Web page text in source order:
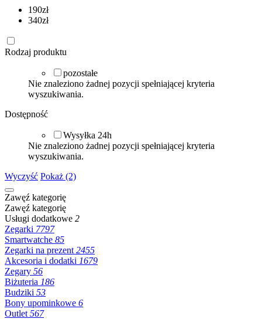
190zł
340zł
Rodzaj produktu
pozostałe
Nie znaleziono żadnej pozycji spełniającej kryteria
wyszukiwania.
Dostępność
Wysyłka 24h
Nie znaleziono żadnej pozycji spełniającej kryteria
wyszukiwania.
Wyczyść Pokaż (2)
Zawęź kategorię
Zawęź kategorię
Usługi dodatkowe 2
Zegarki 7797
Smartwatche 85
Zegarki na prezent 2455
Akcesoria i dodatki 1679
Zegary 56
Biżuteria 186
Budziki 53
Bony upominkowe 6
Outlet 567